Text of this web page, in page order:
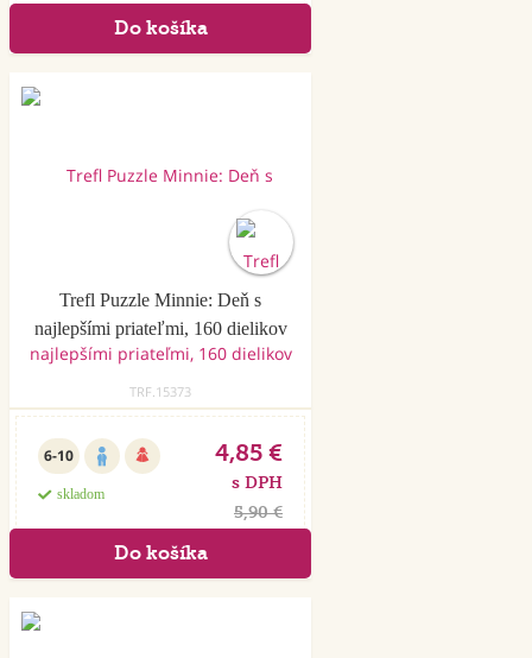
Trefl Puzzle Minnie: Deň s
najlepšími priateľmi, 160 dielikov
TRF.15373
6-10
skladom
4,85 €
s DPH
5,90 €